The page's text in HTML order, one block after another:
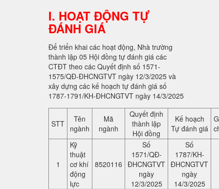
I. HOẠT ĐỘNG TỰ
ĐÁNH GIÁ
Để triển khai các hoạt động, Nhà trường
thành lập 05 Hội đồng tự đánh giá các
CTĐT theo các Quyết định số 1571-
1575/QĐ-ĐHCNGTVT ngày 12/3/2025 và
xây dựng các kế hoạch tự đánh giá số
1787-1791/KH-ĐHCNGTVT ngày 14/3/2025
STT
Tên
ngành
Mã
ngành
Quyết định
thành lập
Hội đồng
Kế hoạch
Tự đánh giá
1
Kỹ
thuật
cơ khí
động
lực
8520116
Số
1571/QĐ-
ĐHCNGTVT
ngày
12/3/2025
Số
1787/KH-
ĐHCNGTVT
ngày
14/3/2025